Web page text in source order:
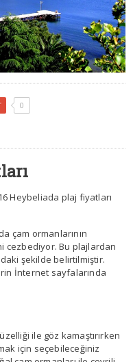
0
Heybeliada plaj fiyatları
çam ormanlarının
cezbediyor. Bu plajlardan
şekilde belirtilmiştir.
İnternet sayfalarında
ile göz kamaştırırken
için seçebileceğiniz